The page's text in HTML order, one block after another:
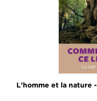
L'homme et la nature